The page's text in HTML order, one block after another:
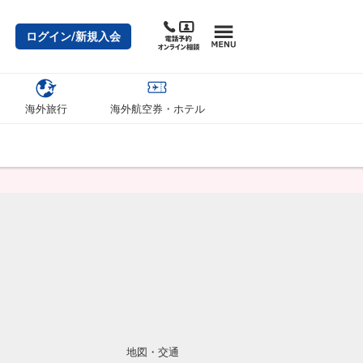
ログイン/新規入会
海外旅行 海外航空券・ホテル
地図・交通